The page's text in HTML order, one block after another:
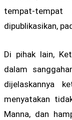
tempat-
dipublikasikan,
Di pihak lain,
dalam
dijelaskannya
menyatakan
Manna, dan